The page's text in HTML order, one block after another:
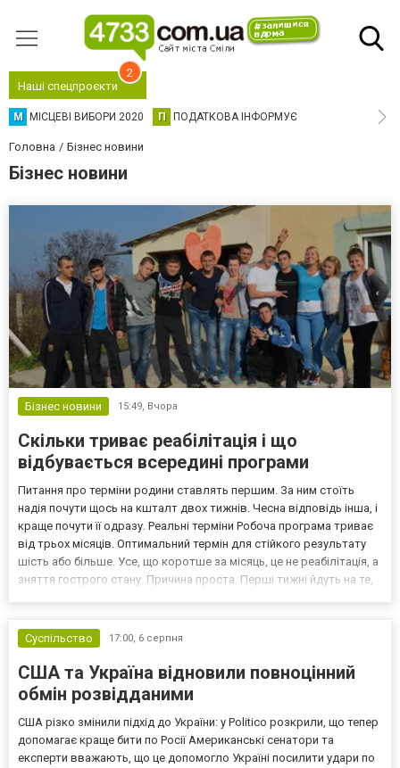
Наші спецпроєкти
2
М МІСЦЕВІ ВИБОРИ 2020 П ПОДАТКОВА ІНФОРМУЄ
Головна Бізнес новини
Бізнес новини
Бізнес новини 15:49, Вчора
Скільки триває реабілітація і що
відбувається всередині програми
Питання про терміни родини ставлять першим. За ним стоїть
надія почути щось на кшталт двох тижнів. Чесна відповідь інша, і
краще почути її одразу. Реальні терміни Робоча програма триває
від трьох місяців. Оптимальний термін для стійкого результату
шість або більше. Усе, що коротше за місяць, це не реабілітація, а
зняття гострого стану. Причина проста. Перші тижні йдуть на те,
Суспільство
17:00, 6 серпня
США та Україна відновили повноцінний
обмін розвідданими
США різко змінили підхід до України: у Politico розкрили, що тепер
допомагає краще бити по Росії Американські сенатори та
експерти вважають, що це допомогло Україні посилити удари по